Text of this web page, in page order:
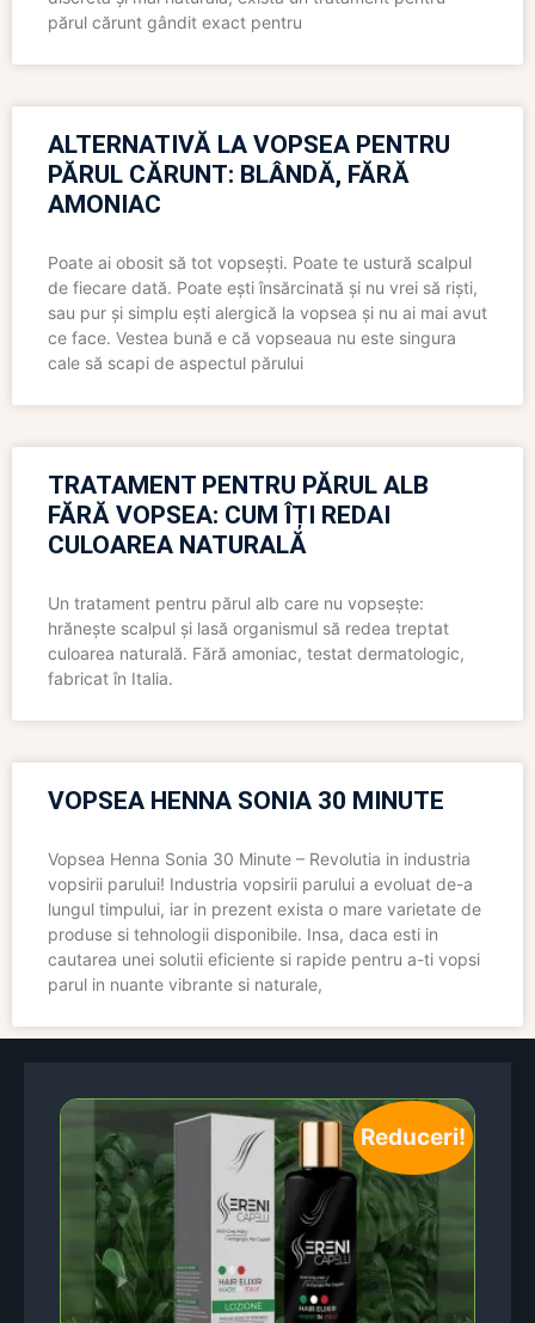
părul cărunt gândit exact pentru
ALTERNATIVĂ LA VOPSEA PENTRU
PĂRUL CĂRUNT: BLÂNDĂ, FĂRĂ
AMONIAC
Poate ai obosit să tot vopsești. Poate te ustură scalpul
de fiecare dată. Poate ești însărcinată și nu vrei să riști,
sau pur și simplu ești alergică la vopsea și nu ai mai avut
ce face. Vestea bună e că vopseaua nu este singura
cale să scapi de aspectul părului
TRATAMENT PENTRU PĂRUL ALB
FĂRĂ VOPSEA: CUM ÎȚI REDAI
CULOAREA NATURALĂ
Un tratament pentru părul alb care nu vopsește:
hrănește scalpul și lasă organismul să redea treptat
culoarea naturală. Fără amoniac, testat dermatologic,
fabricat în Italia.
VOPSEA HENNA SONIA 30 MINUTE
Vopsea Henna Sonia 30 Minute – Revolutia in industria
vopsirii parului! Industria vopsirii parului a evoluat de-a
lungul timpului, iar in prezent exista o mare varietate de
produse si tehnologii disponibile. Insa, daca esti in
cautarea unei solutii eficiente si rapide pentru a-ti vopsi
parul in nuante vibrante si naturale,
Reduceri!